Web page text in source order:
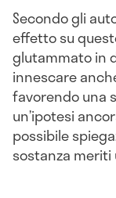
Secondo gli
effetto su
glutammato in
innescare
favorendo una
un’ipotesi
possibile
sostanza